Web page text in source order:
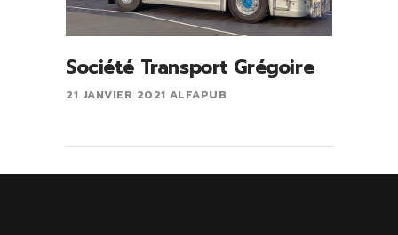
Société Transport Grégoire
21 JANVIER 2021 ALFAPUB